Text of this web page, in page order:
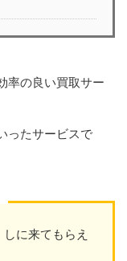
率の良い買取サー
ったサービスで
に来てもらえ